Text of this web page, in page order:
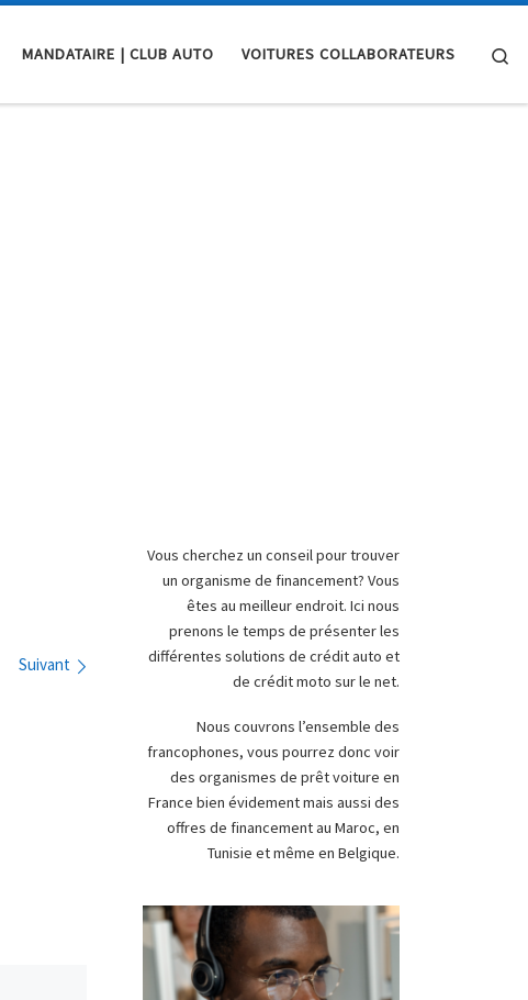
MANDATAIRE | CLUB AUTO VOITURES COLLABORATEURS
Suivant
Vous cherchez un conseil pour trouver
un organisme de financement? Vous
êtes au meilleur endroit. Ici nous
prenons le temps de présenter les
différentes solutions de crédit auto et
de crédit moto sur le net.
Nous couvrons l’ensemble des
francophones, vous pourrez donc voir
des organismes de prêt voiture en
France bien évidement mais aussi des
offres de financement au Maroc, en
Tunisie et même en Belgique.